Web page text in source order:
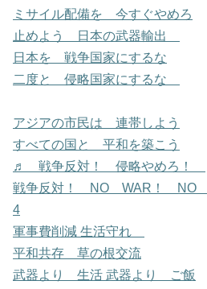
ミサイル配備を 今すぐやめろ
止めよう 日本の武器輸出
日本を 戦争国家にするな
二度と 侵略国家にするな
アジアの市民は 連帯しよう
すべての国と 平和を築こう
♬ 戦争反対！ 侵略やめろ！
戦争反対！ NO WAR！ NO
4
軍事費削減 生活守れ
平和共存 草の根交流
武器より 生活 武器より ご飯